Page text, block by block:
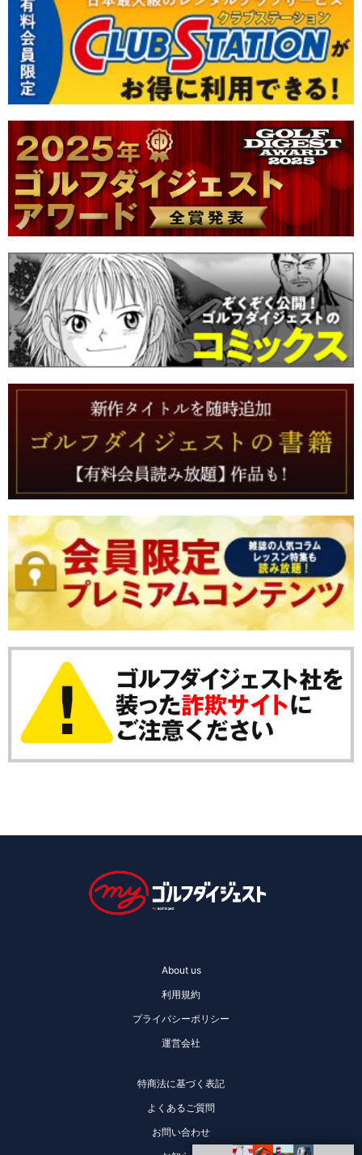
About us
利用規約
プライバシーポリシー
運営会社
特商法に基づく表記
よくあるご質問
お問い合わせ